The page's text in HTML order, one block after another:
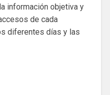
información objetiva y
de cada
diferentes días y las